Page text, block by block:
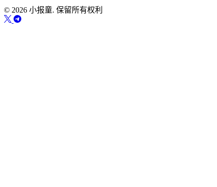
© 2026 小报童. 保留所有权利